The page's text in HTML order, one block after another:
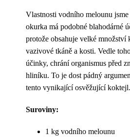
Vlastnosti vodního melounu
okurka má podobné blahodárné
protože obsahuje velké
vazivové tkáně a kosti. Vedle
účinky, chrání organismus před
hliníku. To je dost pádný
tento vynikající osvěžující koktejl.
Suroviny:
1 kg vodního melounu